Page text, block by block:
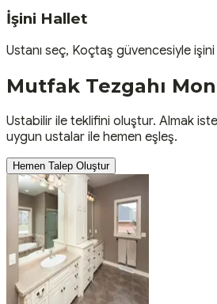
İşini Hallet
Ustanı seç, Koçtaş güvencesiyle
Mutfak Tezgahı
Ustabilir ile teklifini oluştur. Almak
uygun ustalar ile hemen eşleş.
Hemen Talep Oluştur